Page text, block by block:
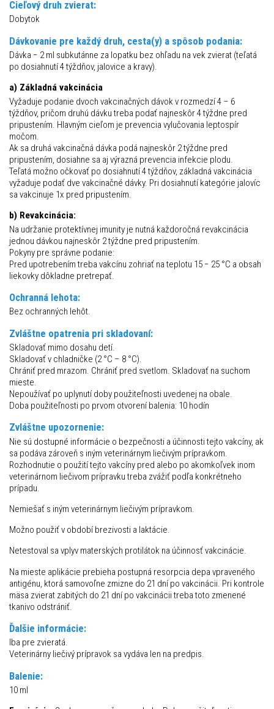
Cieľový druh zvierat:
Dobytok
Dávkovanie pre každý druh, cesta(y) a spôsob podania:
Dávka − 2 ml subkutánne za lopatku bez ohľadu na vek zvierat (teľatá
po dosiahnutí 4 týždňov, jalovice a kravy).
a) Základná vakcinácia
Vyžaduje podanie dvoch vakcinačných dávok v rozmedzí 4 – 6
týždňov, pričom druhú dávku treba podať najneskôr 4 týždne pred
pripustením. Hlavným cieľom je prevencia vylučovania leptospír
močom.
Ak sa druhá vakcinačná dávka podá najneskôr 2 týždne pred
pripustením, dosiahne sa aj výrazná prevencia infekcie plodu.
Teľatá možno očkovať po dosiahnutí 4 týždňov, základná vakcinácia
vyžaduje podať dve vakcinačné dávky. Pri dosiahnutí kategórie jalovíc
sa vakcinuje 1x pred pripustením.
b) Revakcinácia:
Na udržanie protektívnej imunity je nutná každoročná revakcinácia
jednou dávkou najneskôr 2 týždne pred pripustením.
Pokyny pre správne podanie:
Pred upotrebením treba vakcínu zohriať na teplotu 15 − 25 °C a obsah
liekovky dôkladne pretrepať.
Ochranná lehota:
Bez ochranných lehôt.
Zvláštne opatrenia pri skladovaní:
Skladovať mimo dosahu detí.
Skladovať v chladničke (2 °C – 8 °C).
Chrániť pred mrazom. Chrániť pred svetlom. Skladovať na suchom
mieste.
Nepoužívať po uplynutí doby použiteľnosti uvedenej na obale.
Doba použiteľnosti po prvom otvorení balenia: 10 hodín
Zvláštne upozornenie:
Nie sú dostupné informácie o bezpečnosti a účinnosti tejto vakcíny, ak
sa podáva zároveň s iným veterinárnym liečivým prípravkom.
Rozhodnutie o použití tejto vakcíny pred alebo po akomkoľvek inom
veterinárnom liečivom prípravku treba zvážiť podľa konkrétneho
prípadu.
Nemiešať s iným veterinárnym liečivým prípravkom.
Možno použiť v období brezivosti a laktácie.
Netestoval sa vplyv materských protilátok na účinnosť vakcinácie.
Na mieste aplikácie prebieha postupná resorpcia depa vpraveného
antigénu, ktorá samovoľne zmizne do 21 dní po vakcinácii. Pri kontrole
mäsa zvierat zabitých do 21 dní po vakcinácii treba toto zmenené
tkanivo odstrániť.
Ďalšie informácie:
Iba pre zvieratá.
Veterinárny liečivý prípravok sa vydáva len na predpis.
Balenie:
10 ml